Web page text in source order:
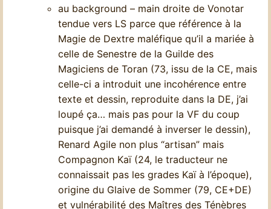
au background – main droite de Vonotar
tendue vers LS parce que référence à la
Magie de Dextre maléfique qu’il a mariée à
celle de Senestre de la Guilde des
Magiciens de Toran (73, issu de la CE, mais
celle-ci a introduit une incohérence entre
texte et dessin, reproduite dans la DE, j’ai
loupé ça… mais pas pour la VF du coup
puisque j’ai demandé à inverser le dessin),
Renard Agile non plus “artisan” mais
Compagnon Kaï (24, le traducteur ne
connaissait pas les grades Kaï à l’époque),
origine du Glaive de Sommer (79, CE+DE)
et vulnérabilité des Maîtres des Ténèbres